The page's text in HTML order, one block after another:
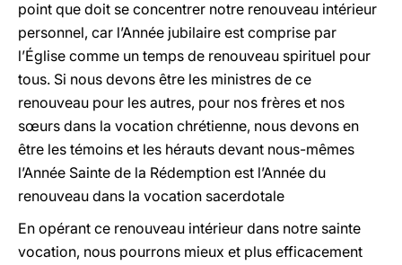
point que doit se concentrer notre renouveau intérieur
personnel, car l’Année jubilaire est comprise par
l’Église comme un temps de renouveau spirituel pour
tous. Si nous devons être les ministres de ce
renouveau pour les autres, pour nos frères et nos
sœurs dans la vocation chrétienne, nous devons en
être les témoins et les hérauts devant nous-mêmes
l’Année Sainte de la Rédemption est l’Année du
renouveau dans la vocation sacerdotale
En opérant ce renouveau intérieur dans notre sainte
vocation, nous pourrons mieux et plus efficacement